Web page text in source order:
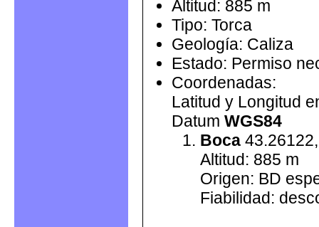
Altitud: 885 m
Tipo: Torca
Geología: Caliza
Estado: Permiso
Coordenadas:
Latitud y Longitud
Datum WGS84
Boca
Altitud: 885 m
Origen: BD
Fiabilidad: